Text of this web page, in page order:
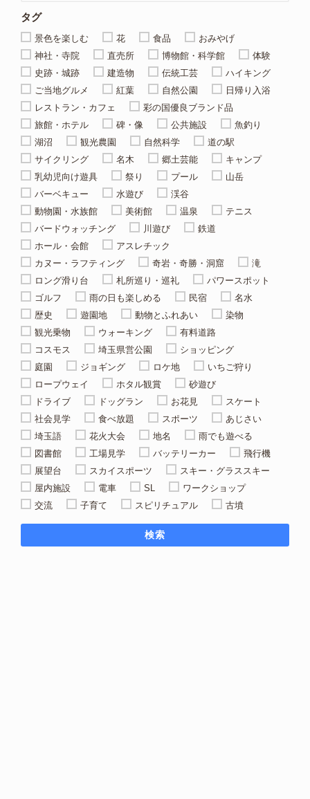
タグ
景色を楽しむ 花 食品
おみやげ
神社・寺院
直売所 博物館・科学館
体験
史跡・城跡
建造物 伝統工芸
ハイキング
ご当地グルメ
紅葉 自然公園
日帰り入浴
レストラン・カフェ
彩の国優良ブランド品
旅館・ホテル
碑・像 公共施設
魚釣り
湖沼
観光農園 自然科学
道の駅
サイクリング
名木 郷土芸能
キャンプ
乳幼児向け遊具
祭り プール
山岳
バーベキュー
水遊び
渓谷
動物園・水族館
美術館 温泉
テニス
バードウォッチング
川遊び
鉄道
ホール・会館
アスレチック
カヌー・ラフティング
奇岩・奇勝・洞窟
滝
ロング滑り台
札所巡り・巡礼
パワースポット
ゴルフ
雨の日も楽しめる 民宿
名水
歴史
遊園地 動物とふれあい
染物
観光乗物
ウォーキング
有料道路
コスモス
埼玉県営公園
ショッピング
庭園
ジョギング ロケ地
いちご狩り
ロープウェイ
ホタル観賞
砂遊び
ドライブ
ドッグラン お花見
スケート
社会見学
食べ放題 スポーツ
あじさい
埼玉語
花火大会 地名
雨でも遊べる
図書館
工場見学 バッテリーカー
飛行機
展望台
スカイスポーツ
スキー・グラススキー
屋内施設
電車 SL
ワークショップ
交流
子育て スピリチュアル 古墳
検索